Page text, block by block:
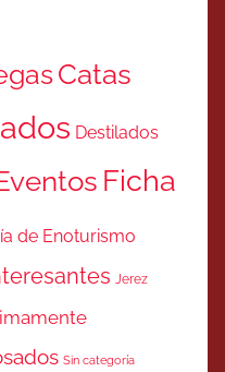
Catas
Destilados
Ficha
de Enoturismo
Jerez
Sin categoría